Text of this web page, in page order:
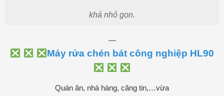
khá nhỏ gọn.
—
Máy rửa chén bát công nghiệp HL90
Quán ăn, nhà hàng, căng tin,…vừa